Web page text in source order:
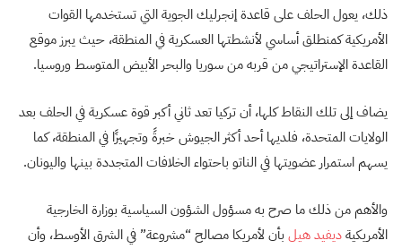
ذلك، يعول الحلف على قاعدة إنجرليك الجوية التي تستخدمها القوات
الأمريكية كمنطلق أساسي لأنشطتها العسكرية في المنطقة، حيث يبرز موقع
القاعدة الإستراتيجي من قربه من سوريا والبحر الأبيض المتوسط وروسيا.
يضاف إلى تلك النقاط كلها، أن تركيا تعد ثاني أكبر قوة عسكرية في الحلف بعد
الولايات المتحدة، فلديها أحد أكثر الجيوش خبرةً وتجهيزًا في المنطقة، كما
يسهم استمرار عضويتها في الناتو باحتواء الخلافات المتجددة بينها واليونان.
والأهم من ذلك ما صرح به مسؤول الشؤون السياسية بوزارة الخارجية
الأمريكيةديفيد هيل بأن لأمريكا مصالح “مشروعة” في الشرق الأوسط، وأن